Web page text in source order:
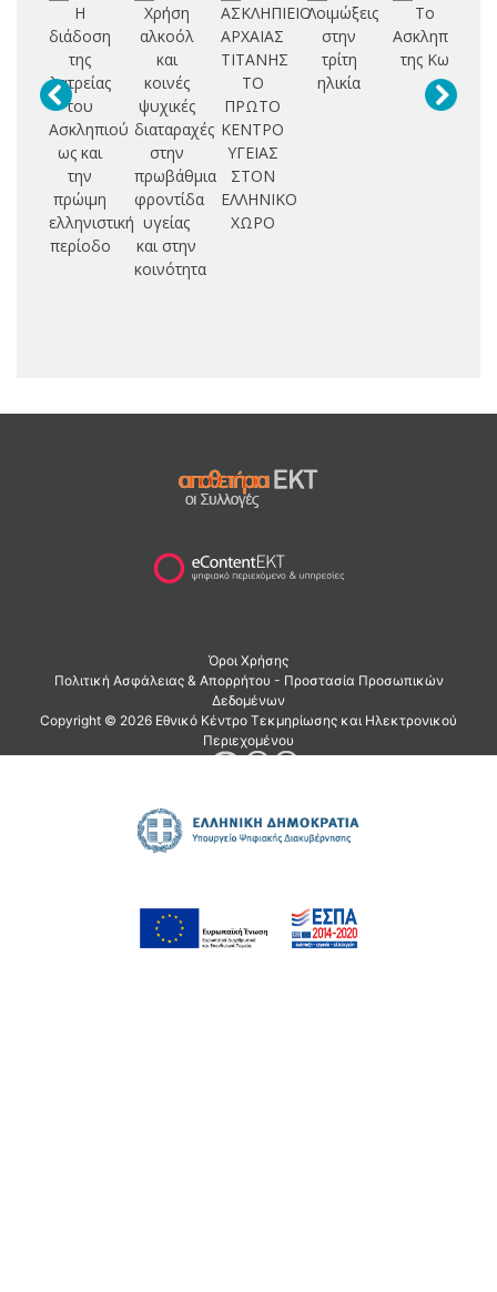
Η
διάδοση
της
λατρείας
του
Ασκληπιού
ως και
την
πρώιμη
ελληνιστική
περίοδο
Χρήση
αλκοόλ
και
κοινές
ψυχικές
διαταραχές
στην
πρωβάθμια
φροντίδα
υγείας
και στην
κοινότητα
ΑΣΚΛΗΠΙΕΙΟ
ΑΡΧΑΙΑΣ
ΤΙΤΑΝΗΣ
ΤΟ
ΠΡΩΤΟ
ΚΕΝΤΡΟ
ΥΓΕΙΑΣ
ΣΤΟΝ
ΕΛΛΗΝΙΚΟ
ΧΩΡΟ
Λοιμώξεις
στην
τρίτη
ηλικία
Το
Ασκληπιείο
της Κω